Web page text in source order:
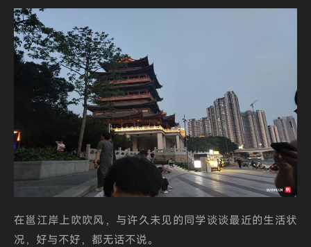
在邕江岸上吹吹风，与许久未见的同学谈谈最近的生活状
况，好与不好，都无话不说。